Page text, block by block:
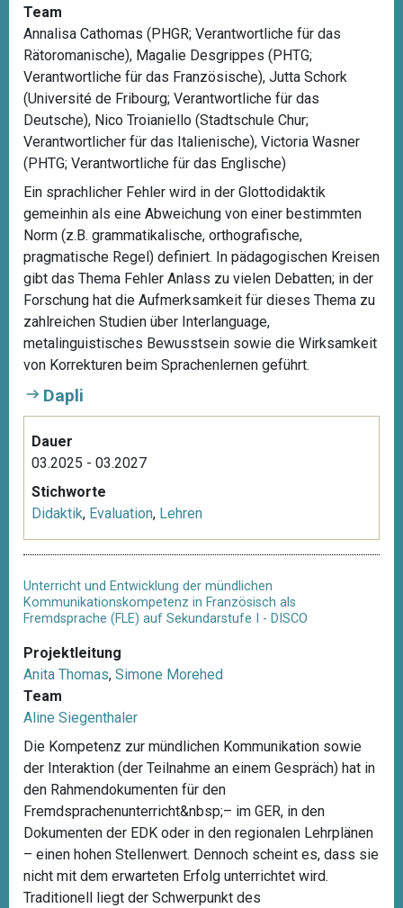
Team
Annalisa Cathomas (PHGR; Verantwortliche für das
Rätoromanische), Magalie Desgrippes (PHTG;
Verantwortliche für das Französische), Jutta Schork
(Université de Fribourg; Verantwortliche für das
Deutsche), Nico Troianiello (Stadtschule Chur;
Verantwortlicher für das Italienische), Victoria Wasner
(PHTG; Verantwortliche für das Englische)
Ein sprachlicher Fehler wird in der Glottodidaktik
gemeinhin als eine Abweichung von einer bestimmten
Norm (z.B. grammatikalische, orthografische,
pragmatische Regel) definiert. In pädagogischen Kreisen
gibt das Thema Fehler Anlass zu vielen Debatten; in der
Forschung hat die Aufmerksamkeit für dieses Thema zu
zahlreichen Studien über Interlanguage,
metalinguistisches Bewusstsein sowie die Wirksamkeit
von Korrekturen beim Sprachenlernen geführt.
Dapli
Dauer
03.2025 - 03.2027
Stichworte
Didaktik, Evaluation, Lehren
Unterricht und Entwicklung der mündlichen
Kommunikationskompetenz in Französisch als
Fremdsprache (FLE) auf Sekundarstufe I - DISCO
Projektleitung
Anita Thomas, Simone Morehed
Team
Aline Siegenthaler
Die Kompetenz zur mündlichen Kommunikation sowie
der Interaktion (der Teilnahme an einem Gespräch) hat in
den Rahmendokumenten für den
Fremdsprachenunterricht&nbsp;– im GER, in den
Dokumenten der EDK oder in den regionalen Lehrplänen
– einen hohen Stellenwert. Dennoch scheint es, dass sie
nicht mit dem erwarteten Erfolg unterrichtet wird.
Traditionell liegt der Schwerpunkt des